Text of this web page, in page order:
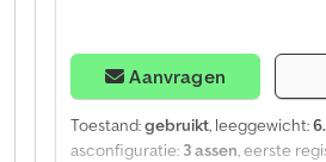
Aanvragen
Toestand:gebruikt, leeggewicht:
asconfiguratie: 3 assen , eerste